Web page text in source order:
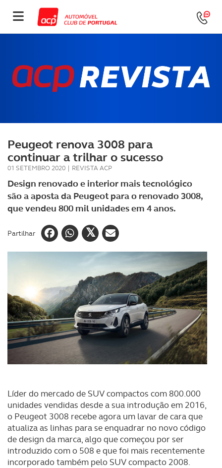
Peugeot renova 3008 para
continuar a trilhar o sucesso
01 SETEMBRO 2020 | REVISTA ACP
Design renovado e interior mais tecnológico
são a aposta da Peugeot para o renovado 3008,
que vendeu 800 mil unidades em 4 anos.
Partilhar
Líder do mercado de SUV compactos com 800.000
unidades vendidas desde a sua introdução em 2016,
o Peugeot 3008 recebe agora um lavar de cara que
atualiza as linhas para se enquadrar no novo código
de design da marca, algo que começou por ser
introduzido com o 508 e que foi mais recentemente
incorporado também pelo SUV compacto 2008.